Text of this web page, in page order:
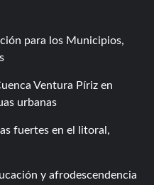
para los Municipios,
Ventura Píriz en
urbanas
fuertes en el litoral,
y afrodescendencia